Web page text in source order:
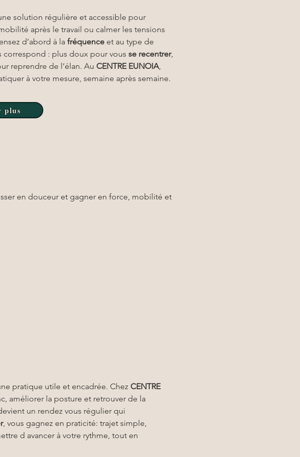
solution régulière et accessible pour
après le travail ou calmer les tensions
d’abord à la fréquence et au type de
correspond : plus doux pour vous se recentrer,
reprendre de l’élan. Au CENTRE EUNOIA,
à votre mesure, semaine après semaine.
plus
en douceur et gagner en force, mobilité et
pratique utile et encadrée. Chez CENTRE
améliorer la posture et retrouver de la
un rendez vous régulier qui
, vous gagnez en praticité: trajet simple,
d avancer à votre rythme, tout en